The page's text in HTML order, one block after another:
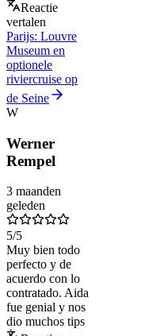
Reactie
vertalen
Parijs: Louvre
Museum en
optionele
riviercruise op
de Seine
W
Werner
Rempel
3 maanden
geleden
5/5
Muy bien todo
perfecto y de
acuerdo con lo
contratado. Aida
fue genial y nos
dio muchos tips